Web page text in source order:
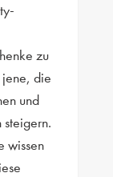
zu
die
und
wissen